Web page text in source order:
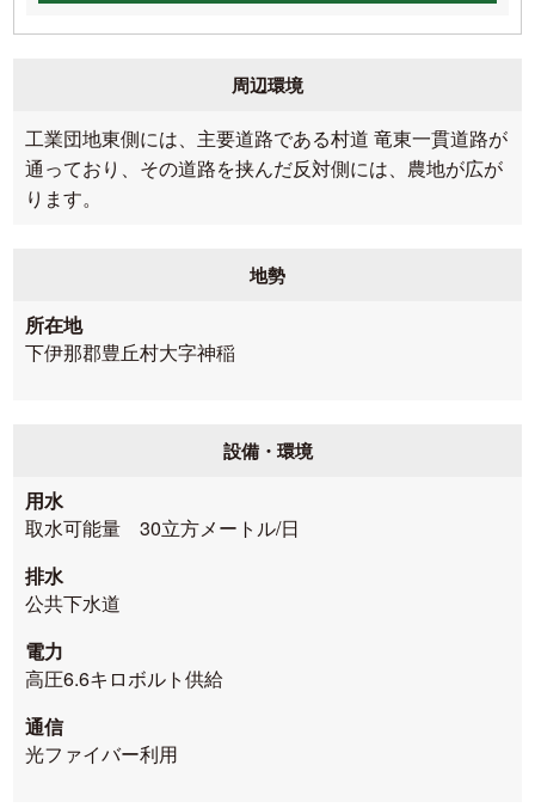
周辺環境
工業団地東側には、主要道路である村道 竜東一貫道路が
通っており、その道路を挟んだ反対側には、農地が広が
ります。
地勢
所在地
下伊那郡豊丘村大字神稲
設備・環境
用水
取水可能量 30立方メートル/日
排水
公共下水道
電力
高圧6.6キロボルト供給
通信
光ファイバー利用